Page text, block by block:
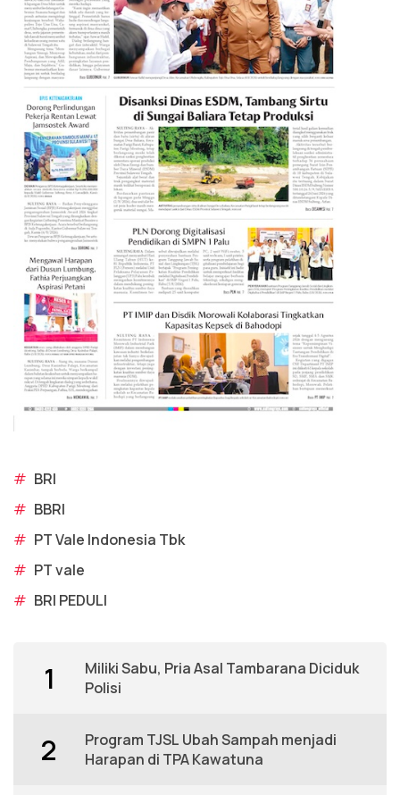
# BRI
# BBRI
# PT Vale Indonesia Tbk
# PT vale
# BRI PEDULI
1
Miliki Sabu, Pria Asal Tambarana Diciduk
Polisi
2
Program TJSL Ubah Sampah menjadi
Harapan di TPA Kawatuna